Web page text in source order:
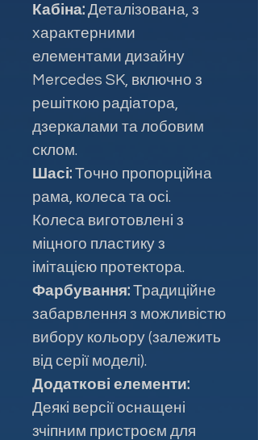
Кабіна: Деталізована, з
характерними
елементами дизайну
Mercedes SK, включно з
решіткою радіатора,
дзеркалами та лобовим
склом.
Шасі: Точно пропорційна
рама, колеса та осі.
Колеса виготовлені з
міцного пластику з
імітацією протектора.
Фарбування: Традиційне
забарвлення з можливістю
вибору кольору (залежить
від серії моделі).
Додаткові елементи:
Деякі версії оснащені
зчіпним пристроєм для